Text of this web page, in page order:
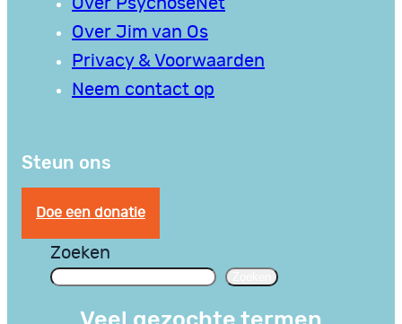
Over PsychoseNet
Over Jim van Os
Privacy & Voorwaarden
Neem contact op
Steun ons
Doe een donatie
Zoeken